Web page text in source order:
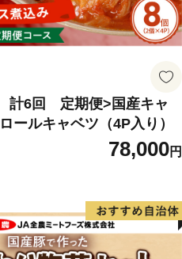
計6回 定期便>国産キャ
ールキャベツ（4P入り）
78,000円